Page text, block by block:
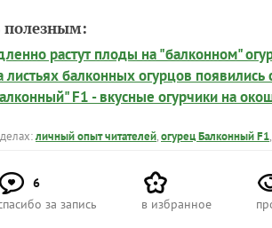
полезным:
растут плоды на "балконном"
балконных огурцов появились
F1 - вкусные огурчики на
личный опыт читателей,огурец Балконный F1,
6
за запись
в избранное